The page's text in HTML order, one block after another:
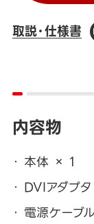
取説・仕様書
内容物
本体 × 1
DVIアダプ
電源ケー